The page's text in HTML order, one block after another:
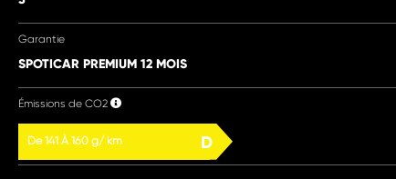
Garantie
SPOTICAR PREMIUM 12 MOIS
Émissions de CO2
De 141 À 160 g/ km D